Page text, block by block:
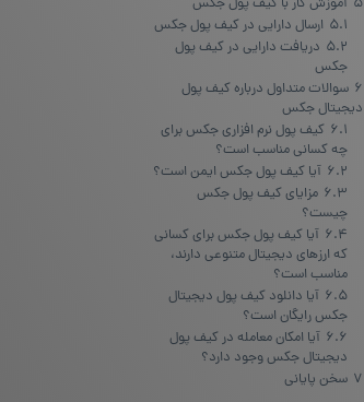
5.1 ارسال دارایی در کیف پول جکس
5.2 دریافت دارایی در کیف پول
جکس
6 سوالات متداول درباره کیف پول
دیجیتال جکس
6.1 کیف پول نرم افزاری جکس برای
چه کسانی مناسب است؟
6.2 آیا کیف پول جکس ایمن است؟
6.3 مزایای کیف پول جکس
چیست؟
6.4 آیا کیف پول جکس برای کسانی
که ارزهای دیجیتال متنوعی دارند،
مناسب است؟
6.5 آیا دانلود کیف پول دیجیتال
جکس رایگان است؟
6.6 آیا امکان معامله در کیف پول
دیجیتال جکس وجود دارد؟
7 سخن پایانی